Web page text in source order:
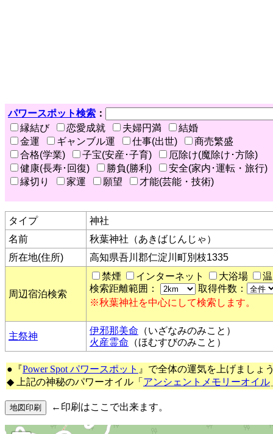
パワースポット検索 ：
縁結び
恋愛成就 夫婦円満
結婚
金運
ギャンブル運 仕事(出世)
商売繁盛
合格(学業)
子宝(安産･子育)
厄除け(魔除け･方除)
健康(長寿･回復)
勝負(勝利)
安全(家内･運転・旅行)
縁切り
家運 願望 才能(芸能・技術)
タイプ
神社
名前
秋葉神社（あきばじんじゃ）
所在地(住所)
高知県吾川郡仁淀川町別枝1335
周辺宿泊検索
禁煙 インターネット 大浴場
検索距離範囲：
取得件数：
※秋葉神社を中心にして検索します。
主祭神
伊邪那美命 （いざなみのみこと）
火産霊命 （ほむすびのみこと）
●『Power Spot パワースポット 』で全体の運気を上げましょ
◆ 上記の神秘のパワーオイル「 アンシェントメモリーオイル
←印刷はここで出来ます。